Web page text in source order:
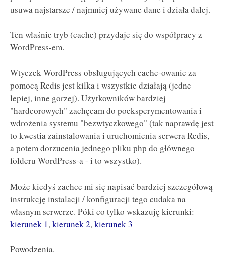
usuwa najstarsze / najmniej używane dane i działa dalej.
Ten właśnie tryb (cache) przydaje się do współpracy z
WordPress-em.
Wtyczek WordPress obsługujących cache-owanie za
pomocą Redis jest kilka i wszystkie działają (jedne
lepiej, inne gorzej). Użytkowników bardziej
"hardcorowych" zachęcam do poeksperymentowania i
wdrożenia systemu "bezwtyczkowego" (tak naprawdę jest
to kwestia zainstalowania i uruchomienia serwera Redis,
a potem dorzucenia jednego pliku php do głównego
folderu WordPress-a - i to wszystko).
Może kiedyś zachce mi się napisać bardziej szczegółową
instrukcję instalacji / konfiguracji tego cudaka na
własnym serwerze. Póki co tylko wskazuję kierunki:
kierunek 1,kierunek 2,kierunek 3
Powodzenia.